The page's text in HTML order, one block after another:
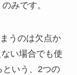
みです。
うのは欠点か
い場合でも使
という、2つの